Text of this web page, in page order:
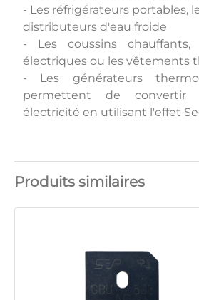
- Les réfrigérateurs portables,
distributeurs d'eau froide
- Les coussins chauffants,
électriques ou les vêtements
- Les générateurs
permettent de
électricité en utilisant l'effet
Produits similaires